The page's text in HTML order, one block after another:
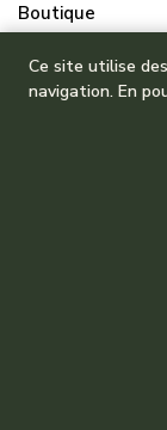
Boutique
Mes commandes
Ce site utilise
navigation. En